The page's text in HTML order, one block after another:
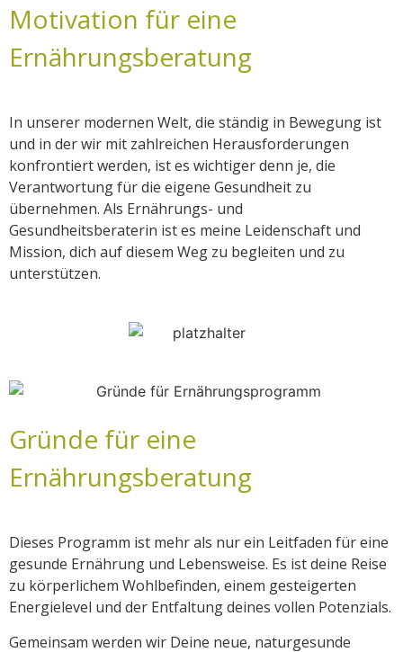
Motivation für eine
Ernährungsberatung
In unserer modernen Welt, die ständig in Bewegung ist
und in der wir mit zahlreichen Herausforderungen
konfrontiert werden, ist es wichtiger denn je, die
Verantwortung für die eigene Gesundheit zu
übernehmen. Als Ernährungs- und
Gesundheitsberaterin ist es meine Leidenschaft und
Mission, dich auf diesem Weg zu begleiten und zu
unterstützen.
Gründe für eine
Ernährungsberatung​
Dieses Programm ist mehr als nur ein Leitfaden für eine
gesunde Ernährung und Lebensweise. Es ist deine Reise
zu körperlichem Wohlbefinden, einem gesteigerten
Energielevel und der Entfaltung deines vollen Potenzials.
Gemeinsam werden wir Deine neue, naturgesunde